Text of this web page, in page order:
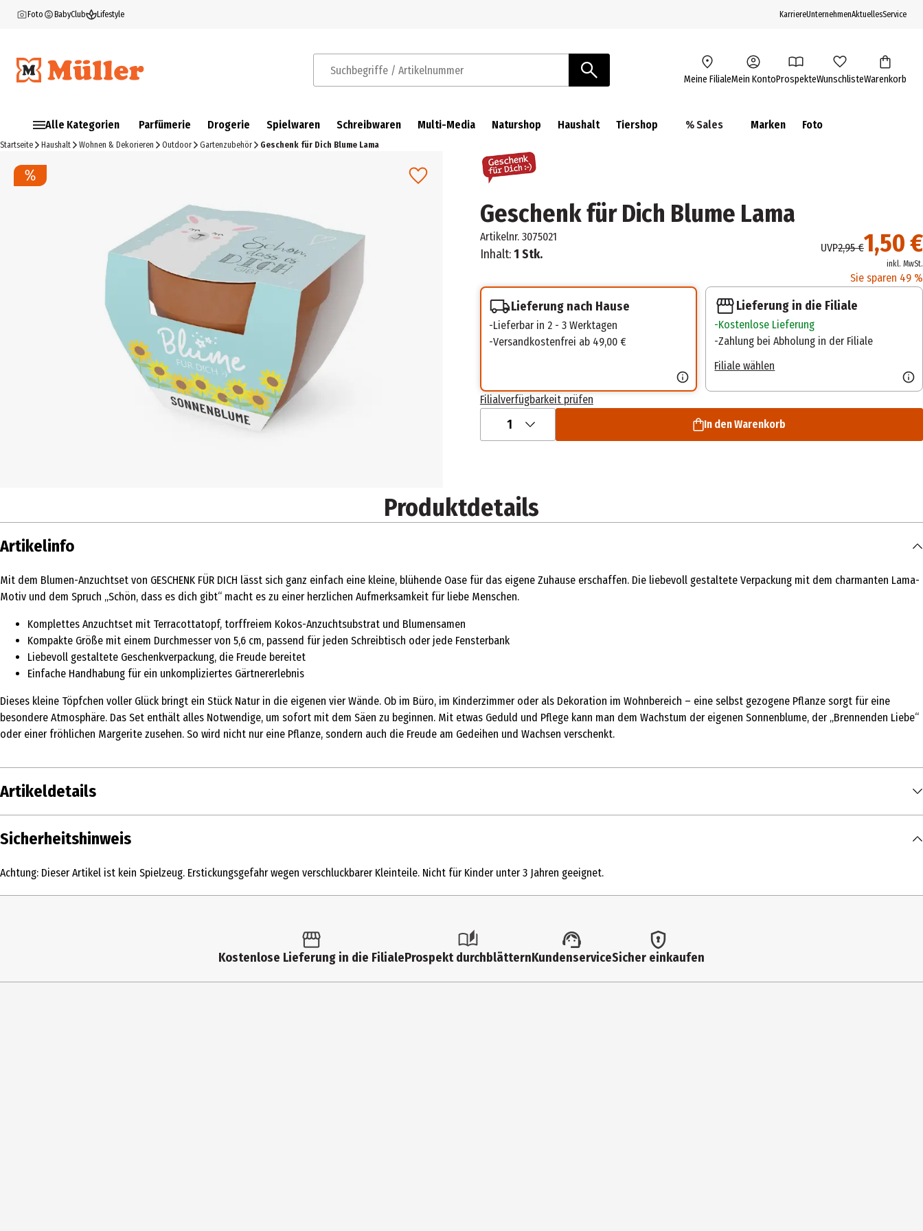
Foto BabyClub Lifestyle KarriereUnternehmenAktuellesService
Suchbegriffe / Artikelnummer Meine FilialeMein KontoProspekteWunschlisteWarenkorb
Alle Kategorien Parfümerie Drogerie Spielwaren Schreibwaren Multi-Media Naturshop Haushalt Tiershop % Sales Marken Foto
Startseite Haushalt Wohnen & Dekorieren Outdoor Gartenzubehör Geschenk für Dich Blume Lama
Geschenk für Dich Blume Lama
Artikelnr. 3075021
Inhalt:1 Stk. 1,50 €
UVP2,95 €
inkl. MwSt.
Sie sparen 49 %
Lieferung nach Hause
Lieferbar in 2 - 3 Werktagen
Versandkostenfrei ab 49,00 €
Lieferung in die Filiale
Kostenlose Lieferung
Zahlung bei Abholung in der Filiale
Filiale wählen
Filialverfügbarkeit prüfen
1 In den Warenkorb
Produktdetails
Artikelinfo
Mit dem Blumen-Anzuchtset von GESCHENK FÜR DICH lässt sich ganz einfach eine kleine, blühende Oase für das eigene Zuhause erschaffen. Die liebevoll gestaltete Verpackung mit dem charmanten Lama-
Motiv und dem Spruch „Schön, dass es dich gibt“ macht es zu einer herzlichen Aufmerksamkeit für liebe Menschen.
Komplettes Anzuchtset mit Terracottatopf, torffreiem Kokos-Anzuchtsubstrat und Blumensamen
Kompakte Größe mit einem Durchmesser von 5,6 cm, passend für jeden Schreibtisch oder jede Fensterbank
Liebevoll gestaltete Geschenkverpackung, die Freude bereitet
Einfache Handhabung für ein unkompliziertes Gärtnererlebnis
Dieses kleine Töpfchen voller Glück bringt ein Stück Natur in die eigenen vier Wände. Ob im Büro, im Kinderzimmer oder als Dekoration im Wohnbereich – eine selbst gezogene Pflanze sorgt für eine
besondere Atmosphäre. Das Set enthält alles Notwendige, um sofort mit dem Säen zu beginnen. Mit etwas Geduld und Pflege kann man dem Wachstum der eigenen Sonnenblume, der „Brennenden Liebe“
oder einer fröhlichen Margerite zusehen. So wird nicht nur eine Pflanze, sondern auch die Freude am Gedeihen und Wachsen verschenkt.
Artikeldetails
Inhalt
Terracottatopf, Kokosquellpad (torffrei) und Saatgut
Sicherheitshinweis
Achtung: Dieser Artikel ist kein Spielzeug. Erstickungsgefahr wegen verschluckbarer Kleinteile. Nicht für Kinder unter 3 Jahren geeignet.
Kostenlose Lieferung in die FilialeProspekt durchblätternKundenserviceSicher einkaufen